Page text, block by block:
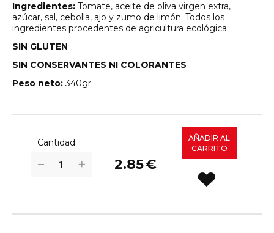
Ingredientes: Tomate, aceite de oliva virgen extra,
azúcar, sal, cebolla, ajo y zumo de limón. Todos los
ingredientes procedentes de agricultura ecológica.
SIN GLUTEN
SIN CONSERVANTES NI COLORANTES
Peso neto:340gr.
Cantidad:
+
− 2.85€
AÑADIR AL
CARRITO